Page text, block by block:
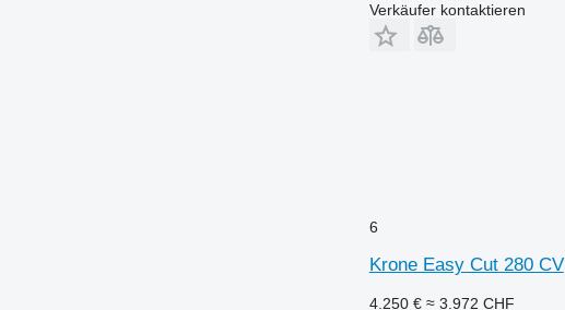
Verkäufer kontaktieren
6
Krone Easy Cut 280 CV
4.250 € ≈ 3.972 CHF